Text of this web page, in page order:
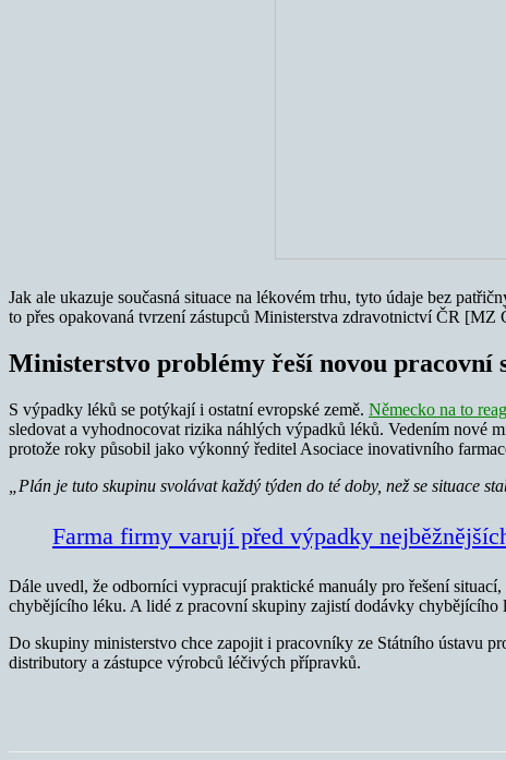
Jak ale ukazuje současná situace na lékovém trhu, tyto údaje bez
to přes opakovaná tvrzení zástupců Ministerstva zdravotnictví ČR
Ministerstvo problémy řeší novou pracovní
S výpadky léků se potýkají i ostatní evropské země. Německo na to
sledovat a vyhodnocovat rizika náhlých výpadků léků. Vedením nové
protože roky působil jako výkonný ředitel Asociace inovativního
„Plán je tuto skupinu svolávat každý týden do té doby, než se situace
Farma firmy varují před výpadky
Dále uvedl, že odborníci vypracují praktické manuály pro řešení
chybějícího léku. A lidé z pracovní skupiny zajistí dodávky
Do skupiny ministerstvo chce zapojit i pracovníky ze Státního ústavu
distributory a zástupce výrobců léčivých přípravků.